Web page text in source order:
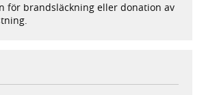
för brandsläckning eller donation av